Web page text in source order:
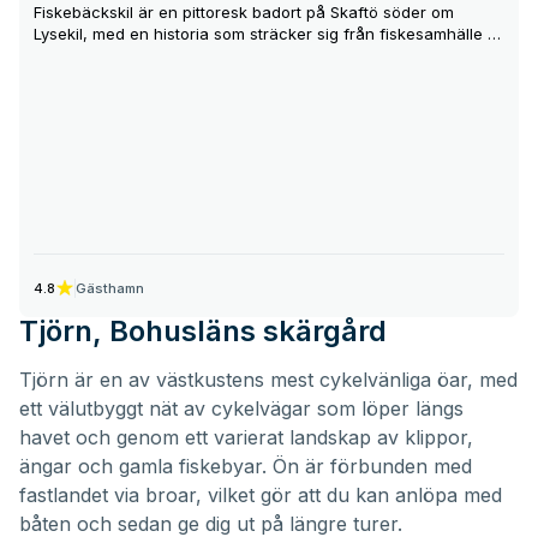
Fiskebäckskil är en pittoresk badort på Skaftö söder om
Lysekil, med en historia som sträcker sig från fiskesamhälle till
4.8 Gästhamn
Tjörn, Bohusläns skärgård
Tjörn är en av västkustens mest cykelvänliga öar, med
ett välutbyggt nät av cykelvägar som löper längs
havet och genom ett varierat landskap av klippor,
ängar och gamla fiskebyar. Ön är förbunden med
fastlandet via broar, vilket gör att du kan anlöpa med
båten och sedan ge dig ut på längre turer.